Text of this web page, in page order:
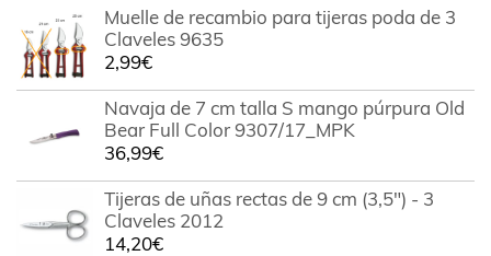
Muelle de recambio para tijeras poda de 3
Claveles 9635
2,99€
Navaja de 7 cm talla S mango púrpura Old
Bear Full Color 9307/17_MPK
36,99€
Tijeras de uñas rectas de 9 cm (3,5") - 3
Claveles 2012
14,20€